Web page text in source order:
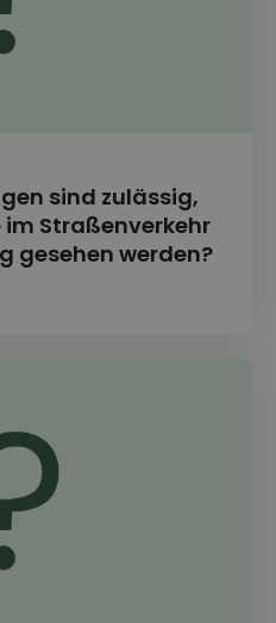
sind zulässig,
Straßenverkehr
gesehen werden?